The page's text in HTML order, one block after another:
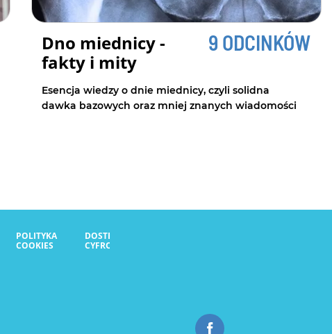
Dno miednicy -
fakty i mity
9 ODCINKÓW
Esencja wiedzy o dnie miednicy, czyli solidna
dawka bazowych oraz mniej znanych wiadomości
POLITYKA
COOKIES
DOSTĘPNOŚĆ
CYFROWA